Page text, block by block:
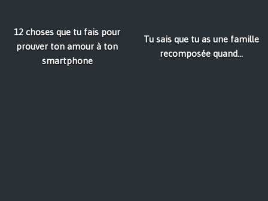
12 choses que tu fais pour
prouver ton amour à ton
smartphone
Tu sais que tu as une famille
recomposée quand...